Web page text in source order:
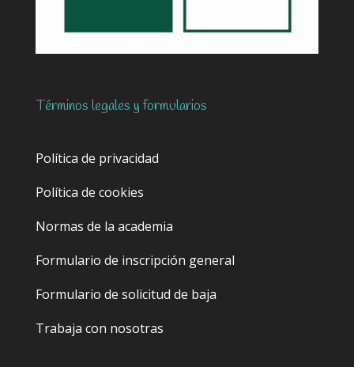
Términos legales y formularios
Política de privacidad
Política de cookies
Normas de la academia
Formulario de inscripción general
Formulario de solicitud de baja
Trabaja con nosotras